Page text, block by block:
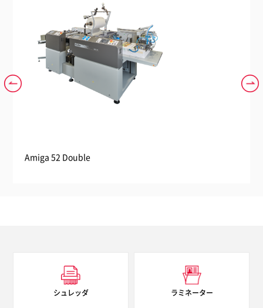
Amiga 52 Double
シュレッダ ラミネーター